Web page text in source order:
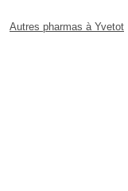
Autres pharmas à Yvetot